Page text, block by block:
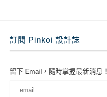
訂閱 Pinkoi 設計誌
留下 Email，隨時掌握最新消息！